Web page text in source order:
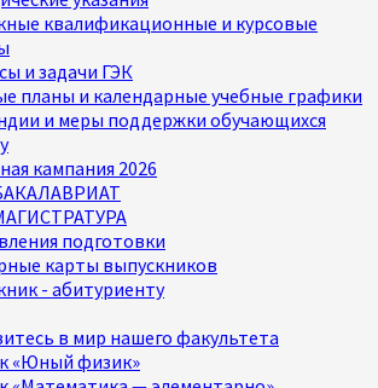
квалификационные и курсовые
и задачи ГЭК
планы и календарные учебные графики
и меры поддержки обучающихся
кампания 2026
подготовки
карты выпускников
- абитуриенту
в мир нашего факультета
«Юный физик»